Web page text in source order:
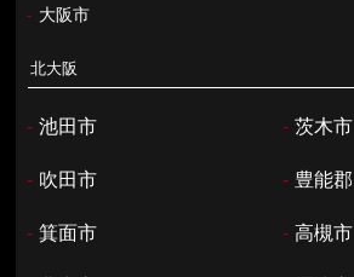
- 大阪市
北大阪
- 池田市 - 茨木市
- 吹田市 - 豊能郡
- 箕面市 - 高槻市